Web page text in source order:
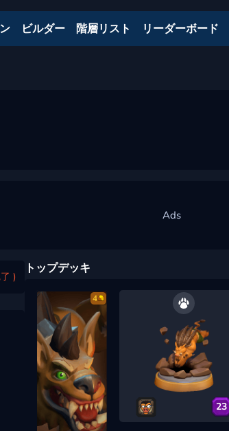
ビルダー 階層リスト リーダーボード
)
トップデッキ
4
23